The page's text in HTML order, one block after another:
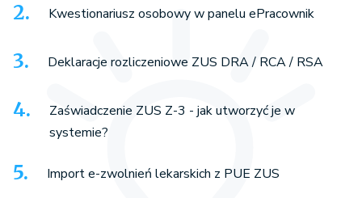
Kwestionariusz osobowy w panelu ePracownik
Deklaracje rozliczeniowe ZUS DRA / RCA / RSA
Zaświadczenie ZUS Z-3 - jak utworzyć je w
systemie?
Import e-zwolnień lekarskich z PUE ZUS